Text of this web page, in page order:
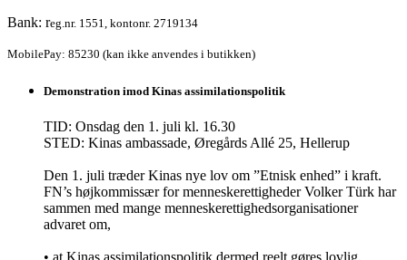
Bank: reg.nr. 1551, kontonr. 2719134
MobilePay: 85230 (kan ikke anvendes i butikken)
Demonstration imod Kinas assimilationspolitik
TID: Onsdag den 1. juli kl. 16.30
STED: Kinas ambassade, Øregårds Allé 25, Hellerup
Den 1. juli træder Kinas nye lov om ”Etnisk enhed” i kraft.
FN’s højkommissær for menneskerettigheder Volker Türk har
sammen med mange menneskerettighedsorganisationer
advaret om,
• at Kinas assimilationspolitik dermed reelt gøres lovlig,